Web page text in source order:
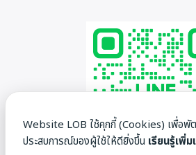
Website LOB ใช้คุกกี้ (Cookies) เพื่อพั
ประสบการณ์ของผู้ใช้ให้ดียิ่งขึ้น เรียนรู้เพิ่